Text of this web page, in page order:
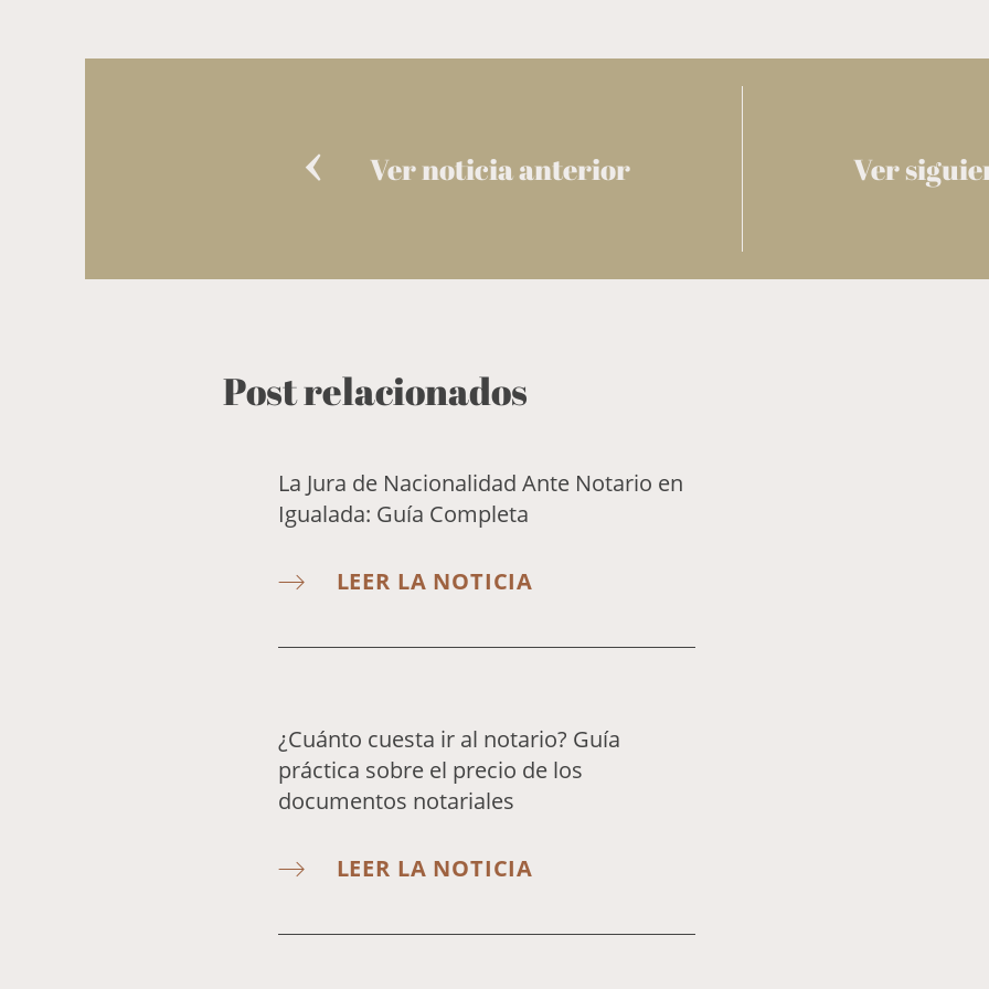
Ver noticia anterior Ver
Post relacionados
La Jura de Nacionalidad Ante Notario en
Igualada: Guía Completa
LEER LA NOTICIA
¿Cuánto cuesta ir al notario? Guía
práctica sobre el precio de los
documentos notariales
LEER LA NOTICIA